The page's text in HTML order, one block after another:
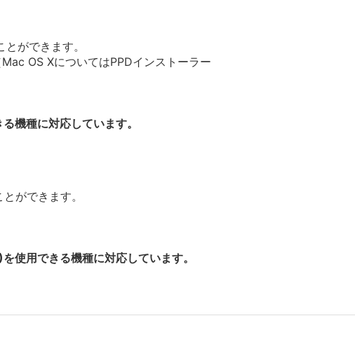
ができます。
OS XについてはPPDインストーラー
機種に対応しています。
ができます。
使用できる機種に対応しています。